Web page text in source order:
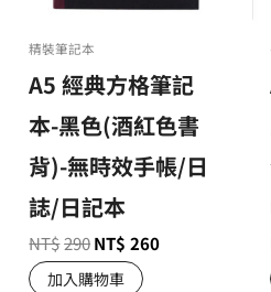
精裝筆記本
A5 經典方格筆記
本-黑色(酒紅色書
背)-無時效手帳/日
誌/日記本
NT$290NT$ 260
加入購物車